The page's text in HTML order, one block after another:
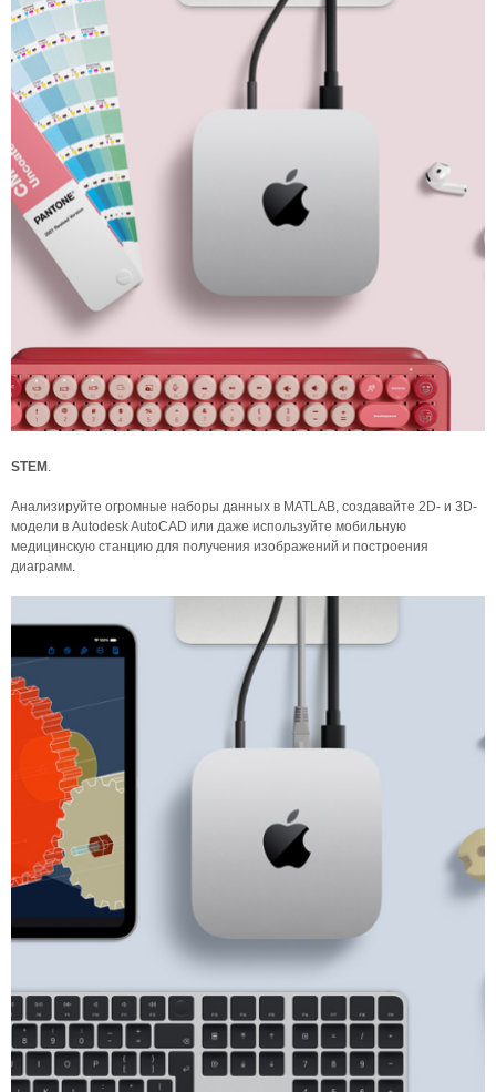
STEM .
Анализируйте огромные наборы данных в MATLAB, создавайте 2D- и 3D-
модели в Autodesk AutoCAD или даже используйте мобильную
медицинскую станцию ​​для получения изображений и построения
диаграмм.